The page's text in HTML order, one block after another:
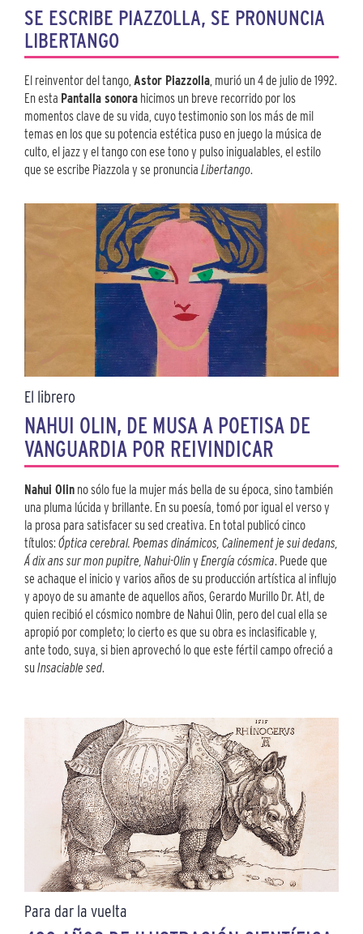
SE ESCRIBE PIAZZOLLA, SE PRONUNCIA
LIBERTANGO
El reinventor del tango, Astor Piazzolla , murió un 4 de julio de 1992.
En esta Pantalla sonora hicimos un breve recorrido por los
momentos clave de su vida, cuyo testimonio son los más de mil
temas en los que su potencia estética puso en juego la música de
culto, el jazz y el tango con ese tono y pulso inigualables, el estilo
que se escribe Piazzola y se pronuncia Libertango.
El librero
NAHUI OLIN, DE MUSA A POETISA DE
VANGUARDIA POR REIVINDICAR
Nahui Olin no sólo fue la mujer más bella de su época, sino también
una pluma lúcida y brillante. En su poesía, tomó por igual el verso y
la prosa para satisfacer su sed creativa. En total publicó cinco
títulos:Óptica cerebral. Poemas dinámicos, Calinement je sui dedans,
Á dix ans sur mon pupitre, Nahui-Oliny Energía cósmica. Puede que
se achaque el inicio y varios años de su producción artística al influjo
y apoyo de su amante de aquellos años, Gerardo Murillo Dr. Atl, de
quien recibió el cósmico nombre de Nahui Olin, pero del cual ella se
apropió por completo; lo cierto es que su obra es inclasificable y,
ante todo, suya, si bien aprovechó lo que este fértil campo ofreció a
su Insaciable sed.
Para dar la vuelta